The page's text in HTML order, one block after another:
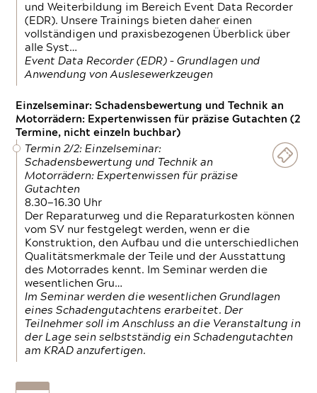
und Weiterbildung im Bereich Event Data Recorder
(EDR). Unsere Trainings bieten daher einen
vollständigen und praxisbezogenen Überblick über
alle Syst…
Event Data Recorder (EDR) – Grundlagen und
Anwendung von Auslesewerkzeugen
Einzelseminar: Schadensbewertung und Technik an
Motorrädern: Expertenwissen für präzise Gutachten (2
Termine, nicht einzeln buchbar)
Termin 2/2: Einzelseminar:
Schadensbewertung und Technik an
Motorrädern: Expertenwissen für präzise
Gutachten
8.30—16.30 Uhr
Der Reparaturweg und die Reparaturkosten können
vom SV nur festgelegt werden, wenn er die
Konstruktion, den Aufbau und die unterschiedlichen
Qualitätsmerkmale der Teile und der Ausstattung
des Motorrades kennt. Im Seminar werden die
wesentlichen Gru…
Im Seminar werden die wesentlichen Grundlagen
eines Schadengutachtens erarbeitet. Der
Teilnehmer soll im Anschluss an die Veranstaltung in
der Lage sein selbstständig ein Schadengutachten
am KRAD anzufertigen.